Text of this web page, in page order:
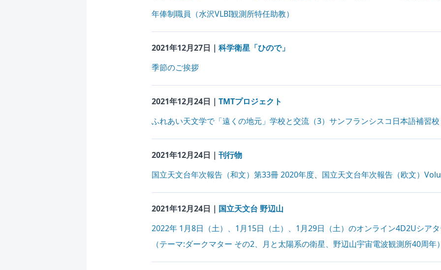
年俸制職員（水沢VLBI観測所特任助教）
2021年12月27日｜ 科学衛星「ひので」
季節のご挨拶
2021年12月24日｜ TMTプロジェクト
ふれあい天文学で「遠くの地元」学校と交流（3）サンフランシスコ⽇本語補習校
2021年12月24日｜ 刊行物
国立天文台年次報告（和文）第33冊 2020年度、 国立天文台年次報告（欧文）
2021年12月24日｜ 国立天文台 野辺山
2022年 1月8日（土）、1月15日（土）、1月29日（土）のオンライン4D2Uシア
（テーマ:ダークマター その2、月と太陽系の衛星、野辺山宇宙電波観測所40周年